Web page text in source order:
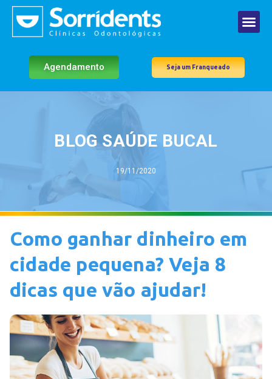
Agendamento Seja um Franqueado
BLOG SAÚDE BUCAL
19/11/2020
Como ganhar dinheiro em
cidade pequena? Veja 8
dicas que vão ajudar!